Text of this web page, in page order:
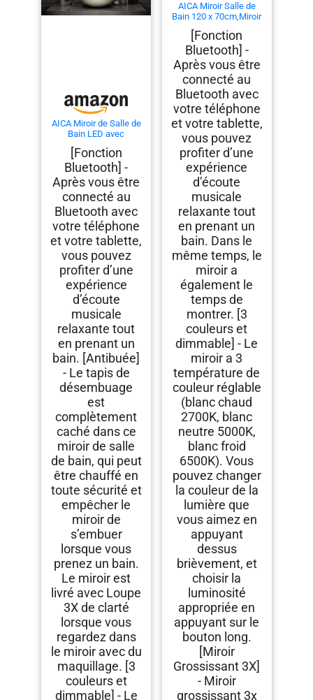
AICA Miroir de Salle de
Bain LED avec
Bluetooth 120 x 70cm,
Miroir Lumineux avec 3
Couleurs et Fonction
Anti-buée, Mural Miroir
éclairé avec
Interrupteur Tactile
Étanche et grossissant
3X
[Fonction
Bluetooth] -
Après vous être
connecté au
Bluetooth avec
votre téléphone
et votre tablette,
vous pouvez
profiter d’une
expérience
d’écoute
musicale
relaxante tout
en prenant un
bain. [Antibuée]
- Le tapis de
désembuage
est
complètement
caché dans ce
miroir de salle
de bain, qui peut
être chauffé en
toute sécurité et
empêcher le
miroir de
s’embuer
lorsque vous
prenez un bain.
Le miroir est
livré avec Loupe
3X de clarté
lorsque vous
regardez dans
le miroir avec du
maquillage. [3
couleurs et
dimmable] - Le
AICA Miroir Salle de
Bain 120 x 70cm,Miroir
Luminosité LED 3
Couleurs
[Fonction
Bluetooth] -
Après vous être
connecté au
Bluetooth avec
votre téléphone
et votre tablette,
vous pouvez
profiter d’une
expérience
d’écoute
musicale
relaxante tout
en prenant un
bain. Dans le
même temps, le
miroir a
également le
temps de
montrer. [3
couleurs et
dimmable] - Le
miroir a 3
température de
couleur réglable
(blanc chaud
2700K, blanc
neutre 5000K,
blanc froid
6500K). Vous
pouvez changer
la couleur de la
lumière que
vous aimez en
appuyant
dessus
brièvement, et
choisir la
luminosité
appropriée en
appuyant sur le
bouton long.
[Miroir
Grossissant 3X]
- Miroir
grossissant 3x